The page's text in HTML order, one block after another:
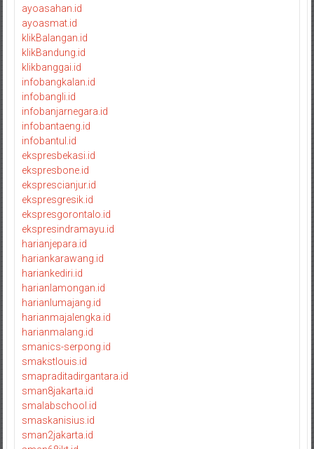
ayoasahan.id
ayoasmat.id
klikBalangan.id
klikBandung.id
klikbanggai.id
infobangkalan.id
infobangli.id
infobanjarnegara.id
infobantaeng.id
infobantul.id
ekspresbekasi.id
ekspresbone.id
eksprescianjur.id
ekspresgresik.id
ekspresgorontalo.id
ekspresindramayu.id
harianjepara.id
hariankarawang.id
hariankediri.id
harianlamongan.id
harianlumajang.id
harianmajalengka.id
harianmalang.id
smanics-serpong.id
smakstlouis.id
smapraditadirgantara.id
sman8jakarta.id
smalabschool.id
smaskanisius.id
sman2jakarta.id